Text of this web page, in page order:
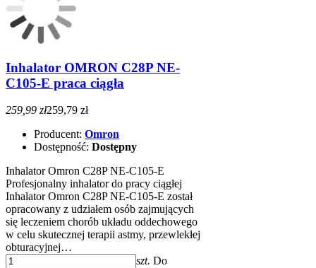
Inhalator OMRON C28P NE-
C105-E praca ciągła
259,99 zł259,79 zł
Producent: Omron
Dostępność: Dostępny
Inhalator Omron C28P NE-C105-E
Profesjonalny inhalator do pracy ciągłej
Inhalator Omron C28P NE-C105-E został
opracowany z udziałem osób zajmujących
się leczeniem chorób układu oddechowego
w celu skutecznej terapii astmy, przewlekłej
obturacyjnej…
szt. Do